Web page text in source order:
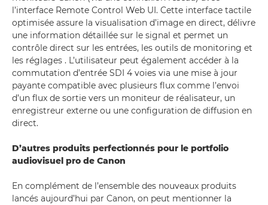
l’interface Remote Control Web UI. Cette interface tactile
optimisée assure la visualisation d’image en direct, délivre
une information détaillée sur le signal et permet un
contrôle direct sur les entrées, les outils de monitoring et
les réglages . L’utilisateur peut également accéder à la
commutation d’entrée SDI 4 voies via une mise à jour
payante compatible avec plusieurs flux comme l’envoi
d’un flux de sortie vers un moniteur de réalisateur, un
enregistreur externe ou une configuration de diffusion en
direct.
D’autres produits perfectionnés pour le portfolio
audiovisuel pro de Canon
En complément de l’ensemble des nouveaux produits
lancés aujourd’hui par Canon, on peut mentionner la